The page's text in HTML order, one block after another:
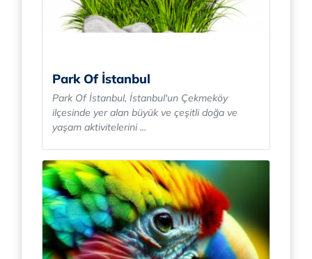
Park Of İstanbul
Park Of İstanbul, İstanbul'un Çekmeköy
ilçesinde yer alan büyük ve çeşitli doğa ve
yaşam aktivitelerini ...